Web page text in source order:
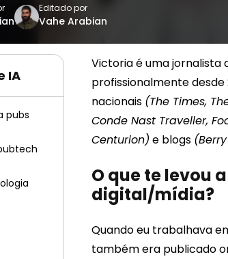
Editado por
Vahe Arabian
IA
pubs
Victoria é uma jornalista
profissionalmente desde
nacionais (The Times,
Conde Nast Traveller,
Centurion) e blogs
O que te levou
digital/mídia?
Quando eu trabalhava
também era publicado